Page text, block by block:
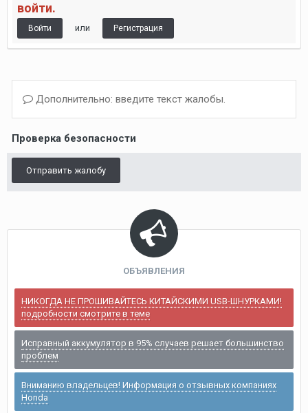
войти.
Войти или Регистрация
Дополнительно: введите текст жалобы.
Проверка безопасности
Отправить жалобу
ОБЪЯВЛЕНИЯ
НИКОГДА НЕ ПРОШИВАЙТЕСЬ КИТАЙСКИМИ USB-ШНУРКАМИ!
подробности смотрите в теме
Исправный аккумулятор в 95% случаев решает большинство
проблем
Вниманию владельцев! Информация о отзывных компаниях
Honda